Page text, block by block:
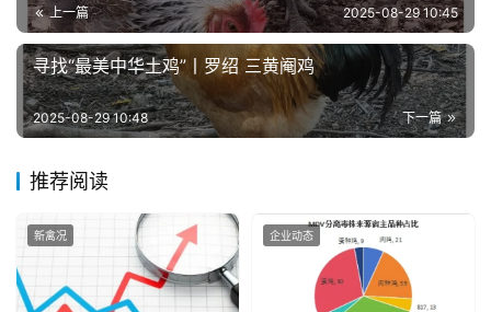
数
据
图
表
日
猪
价
上一篇 2025-08-29 10:45
寻找“最美中华土鸡”丨罗绍 三黄阉鸡
下一篇
2025-08-29 10:48
推荐阅读
新禽况 企业动态